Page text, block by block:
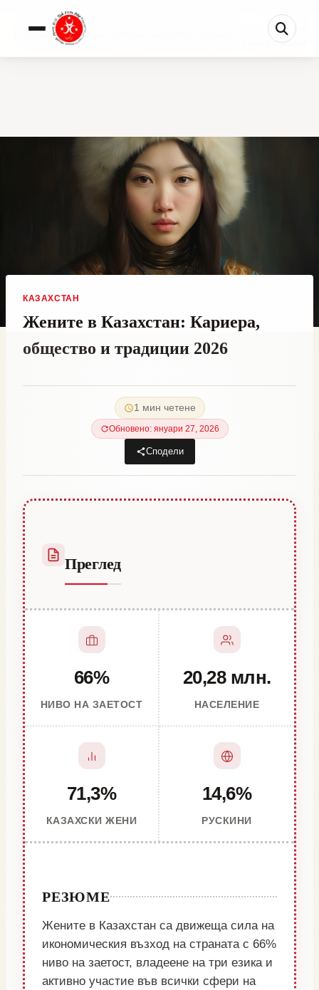
Жените в Казахстан: Кариера, общество и традици...
0%
1 мин оставащи
КАЗАХСТАН
Жените в Казахстан: Кариера,
общество и традиции 2026
1 мин четене
Обновено: януари 27, 2026
Сподели
Преглед
66%
НИВО НА ЗАЕТОСТ
20,28 млн.
НАСЕЛЕНИЕ
71,3%
КАЗАХСКИ ЖЕНИ
14,6%
РУСКИНИ
РЕЗЮМЕ
Жените в Казахстан са движеща сила на
икономическия възход на страната с 66%
ниво на заетост, владеене на три езика и
активно участие във всички сфери на